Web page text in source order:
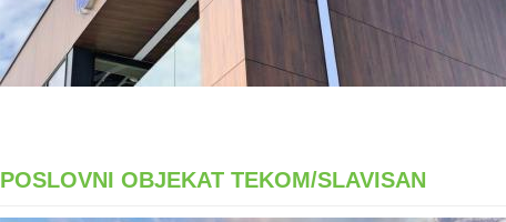
POSLOVNI OBJEKAT TEKOM/SLAVISAN